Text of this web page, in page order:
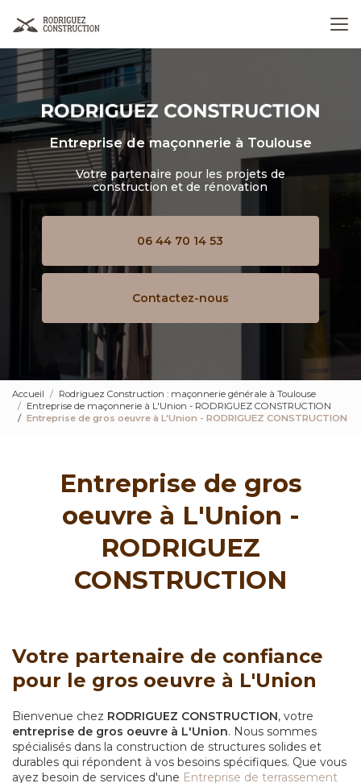
principal
Entreprise de maçonnerie à Toulouse
Votre partenaire pour les projets de
construction et de rénovation
06 44 70 14 53
Contactez-nous
Accueil
Rodriguez Construction : maçonnerie générale à Toulouse
Entreprise de maçonnerie à L'Union - RODRIGUEZ CONSTRUCTION
Entreprise de gros oeuvre à L'Union - RODRIGUEZ CONSTRUCTION
Entreprise de gros
oeuvre à L'Union -
RODRIGUEZ
CONSTRUCTION
Votre partenaire de confiance
pour le gros oeuvre à L'Union
Bienvenue chez RODRIGUEZ CONSTRUCTION, votre
entreprise de gros oeuvre à L'Union. Nous sommes
spécialisés dans la construction de structures solides et
durables qui répondent à vos besoins spécifiques. Que vous
ayez besoin de services d'une Entreprise de terrassement